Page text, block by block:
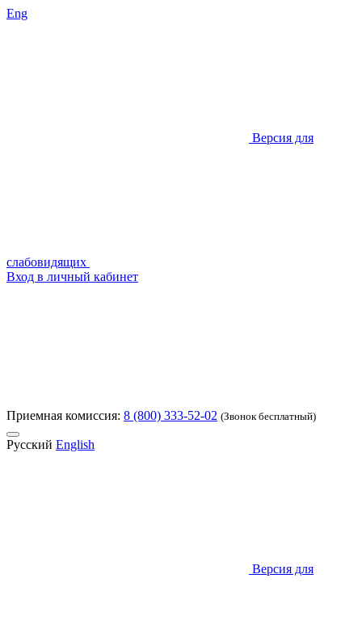
Eng
Версия для
слабовидящих
Вход в личный кабинет
Приемная комиссия: 8 (800) 333-52-02 (Звонок бесплатный)
Русский English
Версия для